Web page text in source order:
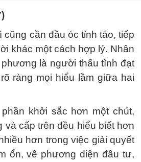
cũng cần đầu óc tỉnh táo, tiếp
khác một cách hợp lý. Nhân
là người thấu tình đạt
ràng mọi hiểu lầm giữa hai
khởi sắc hơn một chút,
và cấp trên đều hiểu biết hơn
hơn trong việc giải quyết
ổn, về phương diện đầu tư,